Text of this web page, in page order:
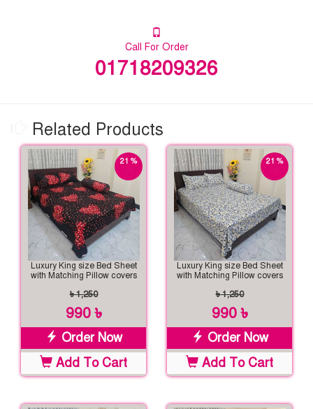
Call For Order
01718209326
Related Products
21 %
Luxury King size Bed Sheet
with Matching Pillow covers
৳ 1,250
990 ৳
Order Now
Add To Cart
21 %
Luxury King size Bed Sheet
with Matching Pillow covers
৳ 1,250
990 ৳
Order Now
Add To Cart